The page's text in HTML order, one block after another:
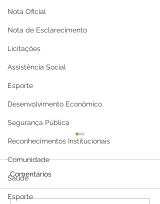
Nota Oficial
Nota de Esclarecimento
Licitações
Assistência Social
Esporte
Desenvolvimento Econômico
Segurança Pública
Reconhecimentos Institucionais
Comunidade
Saúde
Esporte
Comentários